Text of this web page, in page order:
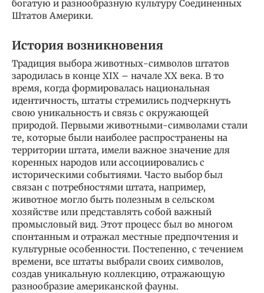
богатую и разнообразную культуру Соединенных
Штатов Америки.
История возникновения
Традиция выбора животных-символов штатов
зародилась в конце XIX – начале XX века. В то
время, когда формировалась национальная
идентичность, штаты стремились подчеркнуть
свою уникальность и связь с окружающей
природой. Первыми животными-символами стали
те, которые были наиболее распространены на
территории штата, имели важное значение для
коренных народов или ассоциировались с
историческими событиями. Часто выбор был
связан с потребностями штата, например,
животное могло быть полезным в сельском
хозяйстве или представлять собой важный
промысловый вид. Этот процесс был во многом
спонтанным и отражал местные предпочтения и
культурные особенности. Постепенно, с течением
времени, все штаты выбрали своих символов,
создав уникальную коллекцию, отражающую
разнообразие американской фауны.